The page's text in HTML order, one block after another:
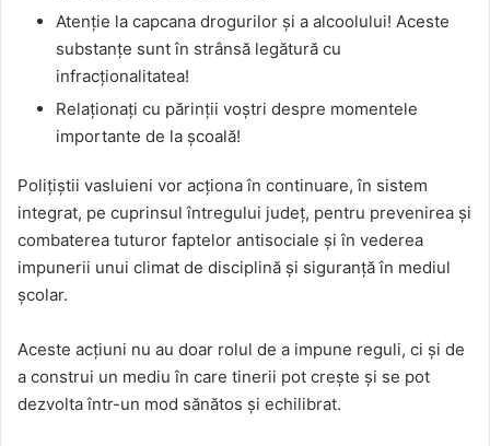
Atenţie la capcana drogurilor şi a alcoolului! Aceste
substanţe sunt în strânsă legătură cu
infracţionalitatea!
Relaționați cu părinții voștri despre momentele
importante de la școală!
Polițiștii vasluieni vor acționa în continuare, în sistem
integrat, pe cuprinsul întregului județ, pentru prevenirea și
combaterea tuturor faptelor antisociale și în vederea
impunerii unui climat de disciplină și siguranță în mediul
școlar.
Aceste acțiuni nu au doar rolul de a impune reguli, ci și de
a construi un mediu în care tinerii pot crește și se pot
dezvolta într-un mod sănătos și echilibrat.